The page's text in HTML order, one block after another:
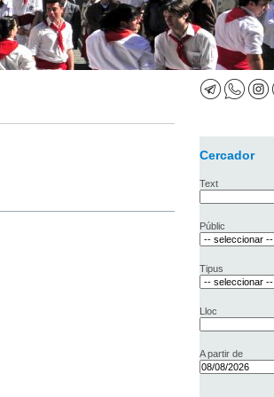
Cercador
Text
Públic
Tipus
Lloc
A partir de